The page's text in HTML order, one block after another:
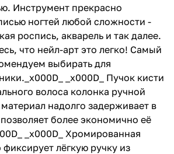
Инструмент прекрасно
ногтей любой сложности -
роспись, акварель и так далее.
что нейл-арт это легко! Самый
выбирать для
_x000D_ Пучок кисти
волоса колонка ручной
надолго задерживает в
более экономично её
_x000D_ Хромированная
лёгкую ручку из